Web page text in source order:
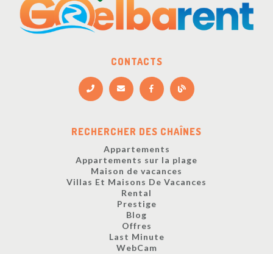
CONTACTS
RECHERCHER DES CHAÎNES
Appartements
Appartements sur la plage
Maison de vacances
Villas Et Maisons De Vacances
Rental
Prestige
Blog
Offres
Last Minute
WebCam